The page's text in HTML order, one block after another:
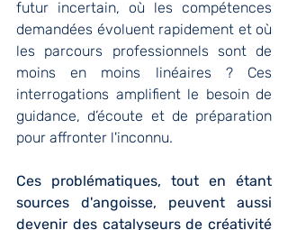
futur incertain, où les compétences
demandées évoluent rapidement et où
les parcours professionnels sont de
moins en moins linéaires ? Ces
interrogations amplifient le besoin de
guidance, d’écoute et de préparation
pour affronter l'inconnu.
Ces problématiques, tout en étant
sources d'angoisse, peuvent aussi
devenir des catalyseurs de créativité